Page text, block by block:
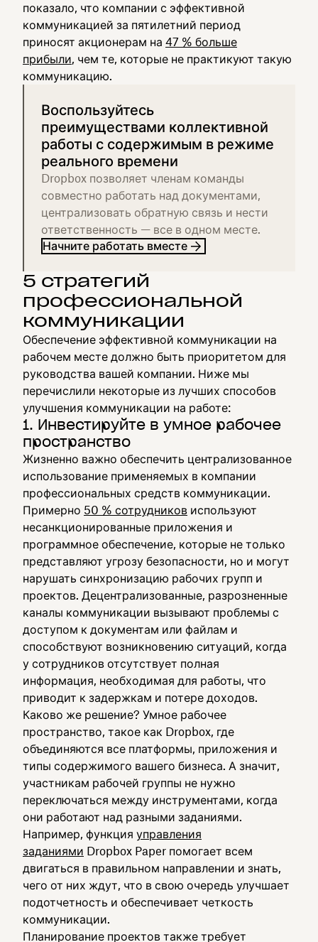
показало, что компании с эффективной
коммуникацией за пятилетний период
приносят акционерам на 47 % больше
прибыли, чем те, которые не практикуют такую
коммуникацию.
Воспользуйтесь
преимуществами коллективной
работы с содержимым в режиме
реального времени
Dropbox позволяет членам команды
совместно работать над документами,
централизовать обратную связь и нести
ответственность — все в одном месте.
Начните работать вместе
5 стратегий
профессиональной
коммуникации
Обеспечение эффективной коммуникации на
рабочем месте должно быть приоритетом для
руководства вашей компании. Ниже мы
перечислили некоторые из лучших способов
улучшения коммуникации на работе:
1. Инвестируйте в умное рабочее
пространство
Жизненно важно обеспечить централизованное
использование применяемых в компании
профессиональных средств коммуникации.
Примерно 50 % сотрудников используют
несанкционированные приложения и
программное обеспечение, которые не только
представляют угрозу безопасности, но и могут
нарушать синхронизацию рабочих групп и
проектов. Децентрализованные, разрозненные
каналы коммуникации вызывают проблемы с
доступом к документам или файлам и
способствуют возникновению ситуаций, когда
у сотрудников отсутствует полная
информация, необходимая для работы, что
приводит к задержкам и потере доходов.
Каково же решение? Умное рабочее
пространство, такое как Dropbox, где
объединяются все платформы, приложения и
типы содержимого вашего бизнеса. А значит,
участникам рабочей группы не нужно
переключаться между инструментами, когда
они работают над разными заданиями.
Например, функция управления
заданиями Dropbox Paper помогает всем
двигаться в правильном направлении и знать,
чего от них ждут, что в свою очередь улучшает
подотчетность и обеспечивает четкость
коммуникации.
Планирование проектов также требует